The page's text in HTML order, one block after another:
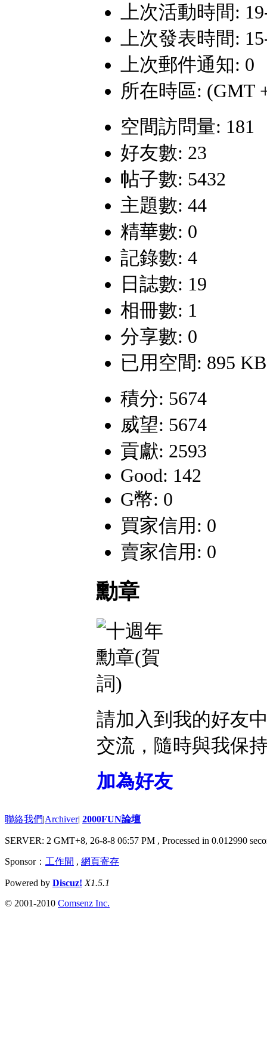
上次活動時間:
上次發表時間:
上次郵件通知: 0
所在時區: (GMT
空間訪問量: 181
好友數: 23
帖子數: 5432
主題數: 44
精華數: 0
記錄數: 4
日誌數: 19
相冊數: 1
分享數: 0
已用空間: 895 KB
積分: 5674
威望: 5674
貢獻: 2593
Good: 142
G幣: 0
買家信用: 0
賣家信用: 0
勳章
請加入到我的好友
交流，隨時與我保
加為好友
聯絡我們|Archiver| 2000FUN論壇
SERVER: 2 GMT+8, 26-8-8 06:57 PM , Processed in 0.012990
Sponsor： 工作間 , 網頁寄存
Powered by Discuz! X1.5.1
© 2001-2010 Comsenz Inc.